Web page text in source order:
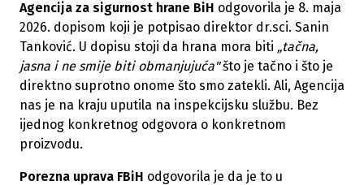
Agencija za sigurnost hrane BiH odgovorila je 8. maja
2026. dopisom koji je potpisao direktor dr.sci. Sanin
Tanković. U dopisu stoji da hrana mora biti „tačna,
jasna i ne smije biti obmanjujuća"što je tačno i što je
direktno suprotno onome što smo zatekli. Ali, Agencija
nas je na kraju uputila na inspekcijsku službu. Bez
ijednog konkretnog odgovora o konkretnom
proizvodu.
Porezna uprava FBiH odgovorila je da je to u